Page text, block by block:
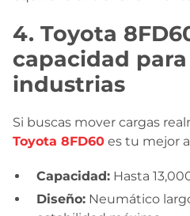
4. Toyota
capacidad
industrias
Si buscas mover cargas
Toyota 8FD60 es tu mejor
Capacidad: Hasta
Diseño: Neumático